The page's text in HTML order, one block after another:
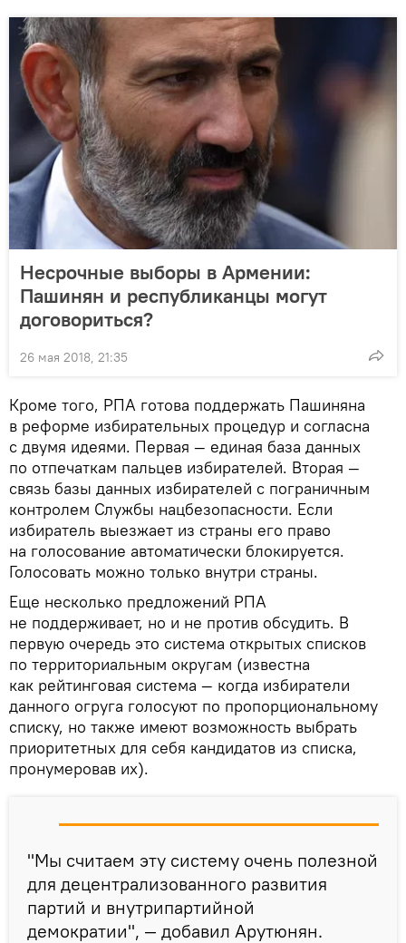
Несрочные выборы в Армении:
Пашинян и республиканцы могут
договориться?
26 мая 2018, 21:35
Кроме того, РПА готова поддержать Пашиняна
в реформе избирательных процедур и согласна
с двумя идеями. Первая — единая база данных
по отпечаткам пальцев избирателей. Вторая —
связь базы данных избирателей с пограничным
контролем Службы нацбезопасности. Если
избиратель выезжает из страны его право
на голосование автоматически блокируется.
Голосовать можно только внутри страны.
Еще несколько предложений РПА
не поддерживает, но и не против обсудить. В
первую очередь это система открытых списков
по территориальным округам (известна
как рейтинговая система — когда избиратели
данного огруга голосуют по пропорциональному
списку, но также имеют возможность выбрать
приоритетных для себя кандидатов из списка,
пронумеровав их).
"Мы считаем эту систему очень полезной
для децентрализованного развития
партий и внутрипартийной
демократии", — добавил Арутюнян.